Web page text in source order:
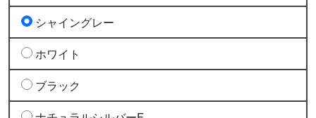
シャイングレー
ホワイト
ブラック